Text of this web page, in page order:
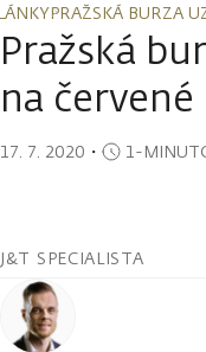
PRAŽSKÁ BURZA
Pražská
na
17. 7. 2020 ・ 1-
J&T SPECIALISTA